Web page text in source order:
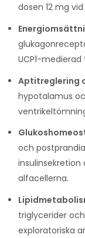
dosen 12 mg
UCP1-
Aptitreglering
hypotalamus
och
alfacellerna.
triglycerider
exploratoriska